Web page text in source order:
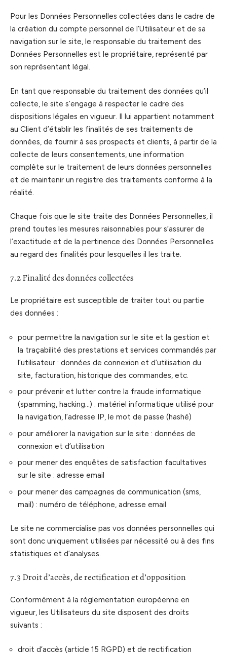
Pour les Données Personnelles collectées dans le cadre de
la création du compte personnel de l’Utilisateur et de sa
navigation sur le site, le responsable du traitement des
Données Personnelles est le propriétaire, représenté par
son représentant légal.
En tant que responsable du traitement des données qu’il
collecte, le site s’engage à respecter le cadre des
dispositions légales en vigueur. Il lui appartient notamment
au Client d’établir les finalités de ses traitements de
données, de fournir à ses prospects et clients, à partir de la
collecte de leurs consentements, une information
complète sur le traitement de leurs données personnelles
et de maintenir un registre des traitements conforme à la
réalité.
Chaque fois que le site traite des Données Personnelles, il
prend toutes les mesures raisonnables pour s’assurer de
l’exactitude et de la pertinence des Données Personnelles
au regard des finalités pour lesquelles il les traite.
7.2 Finalité des données collectées
Le propriétaire est susceptible de traiter tout ou partie
des données :
pour permettre la navigation sur le site et la gestion et
la traçabilité des prestations et services commandés par
l’utilisateur : données de connexion et d’utilisation du
site, facturation, historique des commandes, etc.
pour prévenir et lutter contre la fraude informatique
(spamming, hacking…) : matériel informatique utilisé pour
la navigation, l’adresse IP, le mot de passe (hashé)
pour améliorer la navigation sur le site : données de
connexion et d’utilisation
pour mener des enquêtes de satisfaction facultatives
sur le site : adresse email
pour mener des campagnes de communication (sms,
mail) : numéro de téléphone, adresse email
Le site ne commercialise pas vos données personnelles qui
sont donc uniquement utilisées par nécessité ou à des fins
statistiques et d’analyses.
7.3 Droit d’accès, de rectification et d’opposition
Conformément à la réglementation européenne en
vigueur, les Utilisateurs du site disposent des droits
suivants :
droit d’accès (article 15 RGPD) et de rectification